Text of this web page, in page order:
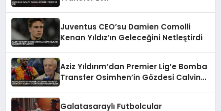
Juventus CEO’su Damien Comolli
Kenan Yıldız’ın Geleceğini Netleştirdi
Aziz Yıldırım’dan Premier Lig’e Bomba
Transfer Osimhen’in Gözdesi Calvin
Galatasaraylı Futbolcular